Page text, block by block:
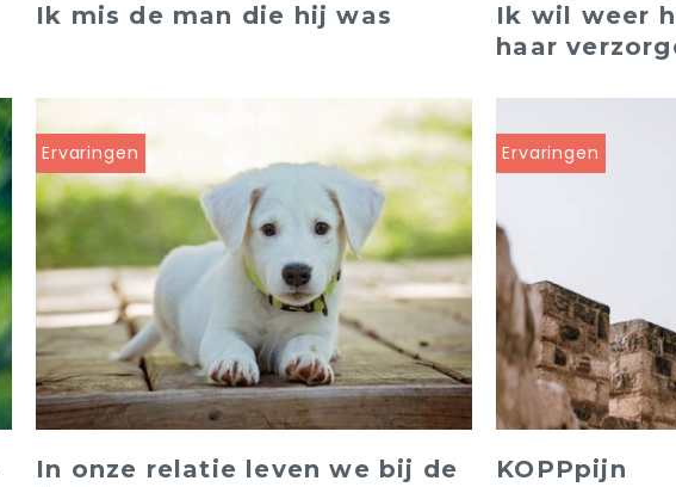
Ik mis de man die hij was
Ik wil weer
haar
Ervaringen
In onze relatie leven we bij de
Ervaringen
KOPPpijn